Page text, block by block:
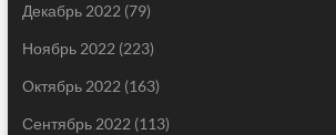
Декабрь 2022 (79)
Ноябрь 2022 (223)
Октябрь 2022 (163)
Сентябрь 2022 (113)